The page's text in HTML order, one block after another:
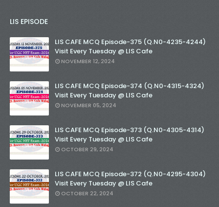
LIS EPISODE
LIS CAFE MCQ Episode-375 (Q.N0-4235-4244)
Visit Every Tuesday @ LIS Cafe
NOVEMBER 12, 2024
LIS CAFE MCQ Episode-374 (Q.N0-4315-4324)
Visit Every Tuesday @ LIS Cafe
NOVEMBER 05, 2024
LIS CAFE MCQ Episode-373 (Q.N0-4305-4314)
Visit Every Tuesday @ LIS Cafe
OCTOBER 29, 2024
LIS CAFE MCQ Episode-372 (Q.N0-4295-4304)
Visit Every Tuesday @ LIS Cafe
OCTOBER 22, 2024